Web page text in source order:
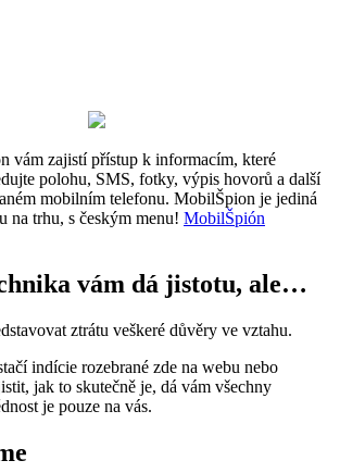
vám zajistí přístup k informacím, které
polohu, SMS, fotky, výpis hovorů a další
mobilním telefonu. MobilŠpion je jediná
na trhu, s českým menu! MobilŠpión
vám dá jistotu, ale…
ztrátu veškeré důvěry ve vztahu.
indície rozebrané zde na webu nebo
jak to skutečně je, dá vám všechny
je pouze na vás.